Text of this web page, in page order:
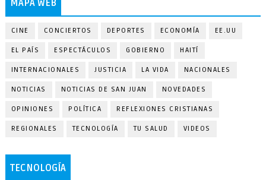
MAPA WEB
CINE CONCIERTOS DEPORTES ECONOMÍA EE.UU
EL PAÍS ESPECTÁCULOS GOBIERNO HAITÍ
INTERNACIONALES JUSTICIA LA VIDA NACIONALES
NOTICIAS NOTICIAS DE SAN JUAN NOVEDADES
OPINIONES POLÍTICA REFLEXIONES CRISTIANAS
REGIONALES TECNOLOGÍA TU SALUD VIDEOS
TECNOLOGÍA